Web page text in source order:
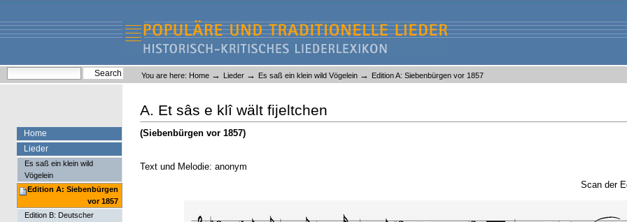
content.
navigation
Liederlexikon
Personal
tools
You are here: Home → Lieder → Es saß ein klein wild Vögelein → Edition A: Siebenbürgen vor 1857
A. Et sâs e klî wält fijeltchen
(Siebenbürgen vor 1857)
Text und Melodie: anonym
Scan der
Home
Lieder
Es saß ein klein wild
Vögelein
Edition A: Siebenbürgen
vor 1857
Edition B: Deutscher